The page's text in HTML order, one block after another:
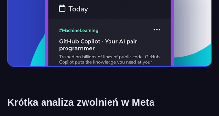
Krótka analiza zwolnień w Meta